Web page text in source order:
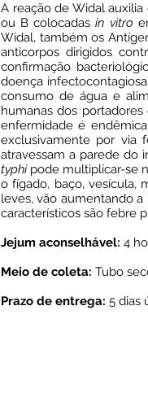
A reação de Widal
ou B colocadasin vitro
Widal, também os
anticorpos dirigidos
confirmação
doença
consumo de água e
humanas dos
enfermidade é
exclusivamente por via
atravessam a parede do
typhipode multiplicar-se
o fígado, baço, vesícula,
leves, vão aumentando
característicos são febre
Jejum aconselhável: 4
Meio de coleta: Tubo
Prazo de entrega: 5 dias